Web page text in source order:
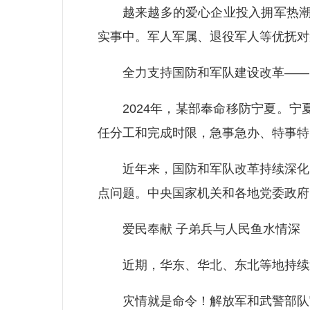
越来越多的爱心企业投入拥军热潮
实事中。军人军属、退役军人等优抚
全力支持国防和军队建设改革——
2024年，某部奉命移防宁夏。宁夏
任分工和完成时限，急事急办、特事
近年来，国防和军队改革持续深化
点问题。中央国家机关和各地党委政
爱民奉献 子弟兵与人民鱼水情深
近期，华东、华北、东北等地持续
灾情就是命令！解放军和武警部队